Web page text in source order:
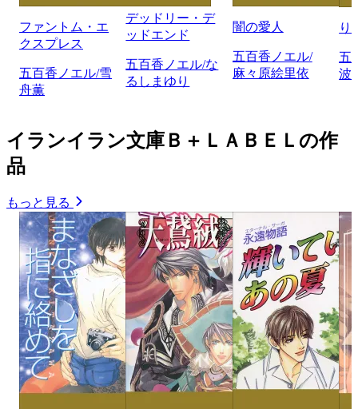
ファントム・エ
クスプレス
五百香ノエル/雪
舟薫
デッドリー・デ
ッドエンド
五百香ノエル/な
るしまゆり
闇の愛人
五百香ノエル/
麻々原絵里依
り
五
波
イランイラン文庫Ｂ＋ＬＡＢＥＬの作
品
もっと見る